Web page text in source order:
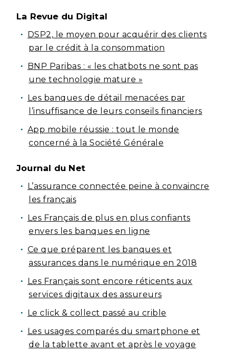
La Revue du Digital
DSP2, le moyen pour acquérir des clients
par le crédit à la consommation
BNP Paribas : « les chatbots ne sont pas
une technologie mature »
Les banques de détail menacées par
l’insuffisance de leurs conseils financiers
App mobile réussie : tout le monde
concerné à la Société Générale
Journal du Net
L’assurance connectée peine à convaincre
les français
Les Français de plus en plus confiants
envers les banques en ligne
Ce que préparent les banques et
assurances dans le numérique en 2018
Les Français sont encore réticents aux
services digitaux des assureurs
Le click & collect passé au crible
Les usages comparés du smartphone et
de la tablette avant et après le voyage